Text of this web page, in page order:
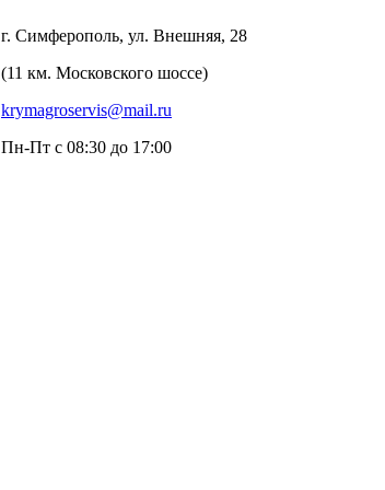
г. Симферополь, ул. Внешняя, 28
(11 км. Московского шоссе)
krymagroservis@mail.ru
Пн-Пт с 08:30 до 17:00